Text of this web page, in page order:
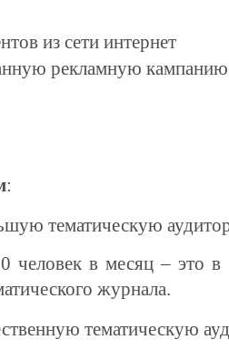
из сети интернет
рекламную кампанию
:
тематическую
человек в месяц – это
журнала.
тематическую